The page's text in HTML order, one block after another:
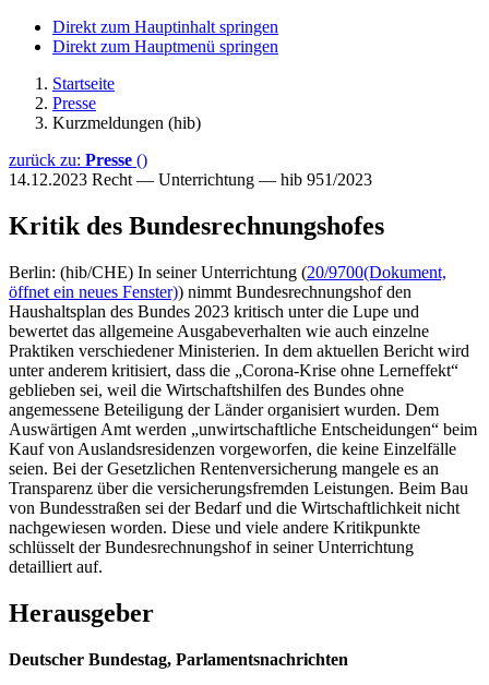
Direkt zum Hauptinhalt springen
Direkt zum Hauptmenü springen
Startseite
Presse
Kurzmeldungen (hib)
zurück zu: Presse ()
14.12.2023 Recht — Unterrichtung — hib 951/2023
Kritik des Bundesrechnungshofes
Berlin: (hib/CHE) In seiner Unterrichtung (20/9700(Dokument,
öffnet ein neues Fenster)) nimmt Bundesrechnungshof den
Haushaltsplan des Bundes 2023 kritisch unter die Lupe und
bewertet das allgemeine Ausgabeverhalten wie auch einzelne
Praktiken verschiedener Ministerien. In dem aktuellen Bericht wird
unter anderem kritisiert, dass die „Corona-Krise ohne Lerneffekt“
geblieben sei, weil die Wirtschaftshilfen des Bundes ohne
angemessene Beteiligung der Länder organisiert wurden. Dem
Auswärtigen Amt werden „unwirtschaftliche Entscheidungen“ beim
Kauf von Auslandsresidenzen vorgeworfen, die keine Einzelfälle
seien. Bei der Gesetzlichen Rentenversicherung mangele es an
Transparenz über die versicherungsfremden Leistungen. Beim Bau
von Bundesstraßen sei der Bedarf und die Wirtschaftlichkeit nicht
nachgewiesen worden. Diese und viele andere Kritikpunkte
schlüsselt der Bundesrechnungshof in seiner Unterrichtung
detailliert auf.
Herausgeber
Deutscher Bundestag, Parlamentsnachrichten